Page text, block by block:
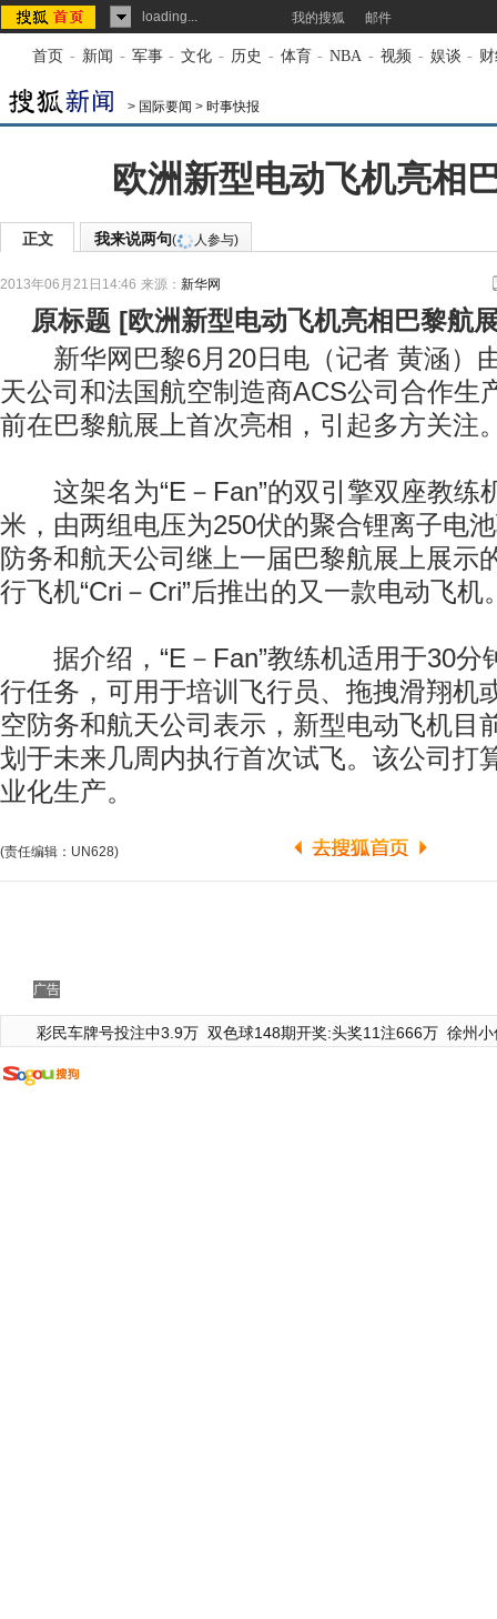
loading... 我的搜狐 邮件
首页 - 新闻 - 军事 - 文化 - 历史 - 体育 - NBA - 视频 - 娱谈 -
> 国际要闻 > 时事快报
欧洲新型电动飞机亮相
正文 我来说两句( 人参与)
2013年06月21日14:46 来源： 新华网
原标题 [欧洲新型电动飞机亮相巴黎航
新华网巴黎6月20日电（记者 黄涵）
天公司和法国航空制造商ACS公司合作生
前在巴黎航展上首次亮相，引起多方关注
这架名为“E－Fan”的双引擎双座教练
米，由两组电压为250伏的聚合锂离子电
防务和航天公司继上一届巴黎航展上展示
行飞机“Cri－Cri”后推出的又一款电动飞机
据介绍，“E－Fan”教练机适用于30分
行任务，可用于培训飞行员、拖拽滑翔机
空防务和航天公司表示，新型电动飞机目
划于未来几周内执行首次试飞。该公司打
业化生产。
(责任编辑：UN628)
广告
彩民车牌号投注中3.9万 双色球148期开奖:头奖11注666万 徐州